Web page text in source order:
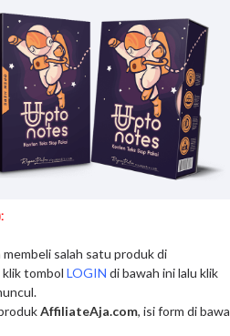
salah satu produk di
klik tombol LOGIN di bawah ini lalu klik
AffiliateAja.com, isi form di